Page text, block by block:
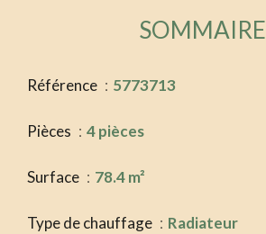
SOMMAIRE
Référence 5773713
Pièces 4 pièces
Surface 78.4 m²
Type de chauffage Radiateur